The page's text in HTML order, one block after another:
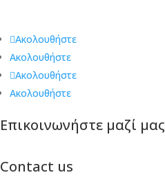
Ακολουθήστε
Ακολουθήστε
Ακολουθήστε
Ακολουθήστε
Επικοινωνήστε μαζί μας
Contact us